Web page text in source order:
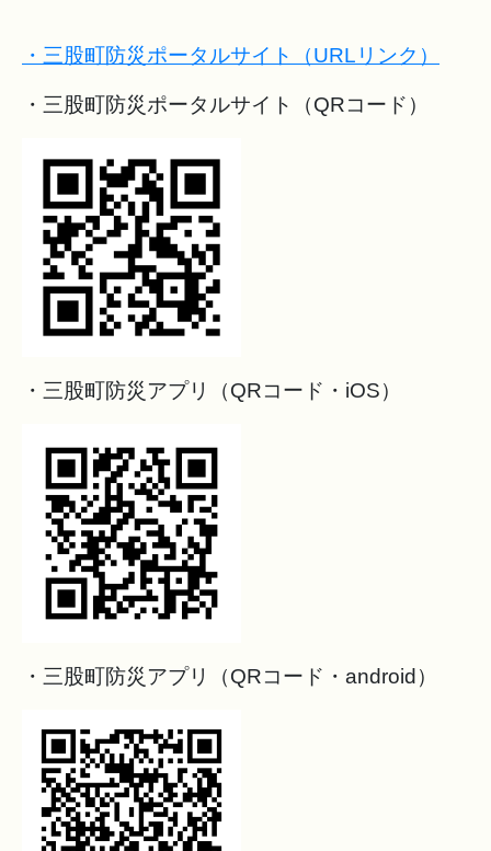
・三股町防災ポータルサイト（URLリンク）
・三股町防災ポータルサイト（QRコード）
・三股町防災アプリ（QRコード・iOS）
・三股町防災アプリ（QRコード・android）